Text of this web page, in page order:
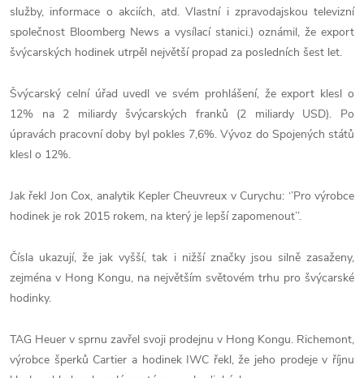
služby, informace o akciích, atd. Vlastní i zpravodajskou televizní
společnost Bloomberg News a vysílací stanici.) oznámil, že export
švýcarských hodinek utrpěl největší propad za posledních šest let.
Švýcarský celní úřad uvedl ve svém prohlášení, že export klesl o
12% na 2 miliardy švýcarských franků (2 miliardy USD). Po
úpravách pracovní doby byl pokles 7,6%. Vývoz do Spojených států
klesl o 12%.
Jak řekl Jon Cox, analytik Kepler Cheuvreux v Curychu: ‘’Pro výrobce
hodinek je rok 2015 rokem, na který je lepší zapomenout’’.
Čísla ukazují, že jak vyšší, tak i nižší značky jsou silně zasaženy,
zejména v Hong Kongu, na největším světovém trhu pro švýcarské
hodinky.
TAG Heuer v sprnu zavřel svoji prodejnu v Hong Kongu. Richemont,
výrobce šperků Cartier a hodinek IWC řekl, že jeho prodeje v říjnu